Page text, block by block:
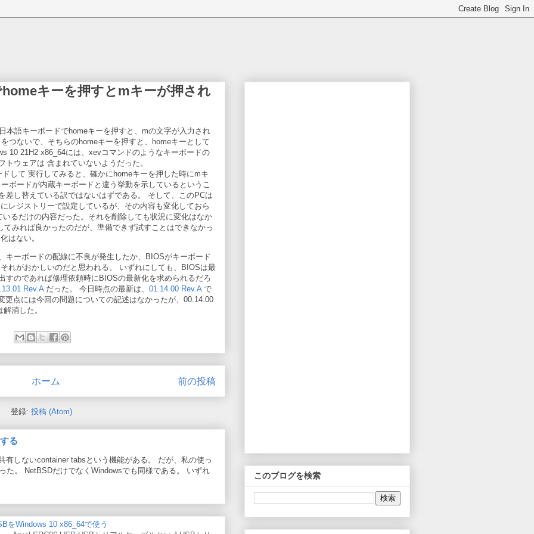
キーを押すとmキーが押され
本語キーボードでhomeキーを押すと、mの文字が入力され
つないで、そちらのhomeキーを押すと、homeキーとして
10 21H2 x86_64には、xevコマンドのようなキーボードの
ウェアは 含まれていないようだった。
して 実行してみると、確かにhomeキーを押した時にmキ
ボードが内蔵キーボードと違う挙動を示しているというこ
差し替えている訳ではないはずである。 そして、このPCは
レジストリーで設定しているが、その内容も変化しておら
るだけの内容だった。それを削除しても状況に変化はなか
みれば良かったのだが、準備できず試すことはできなかっ
はない。
キーボードの配線に不良が発生したか、BIOSがキーボード
れがおかしいのだと思われる。 いずれにしても、BIOSは最
すのであれば修理依頼時にBIOSの最新化を求められるだろ
Rev.Aだった。 今日時点の最新は、 01.14.00 Rev.Aで
更点には今回の問題についての記述はなかったが、00.14.00
消した。
前の投稿
ホーム
登録: 投稿 (Atom)
る
有しないcontainer tabsという機能がある。 だが、私の使っ
た。 NetBSDだけでなくWindowsでも同様である。 いずれ
をWindows 10 x86_64で使う
このブログを検索